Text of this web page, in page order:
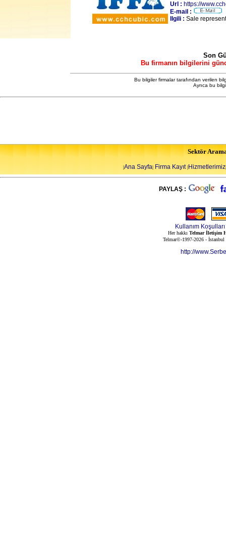
Url : https://
E-mail :
Ilgili : Sale
Son
Bu firmanın bilgilerini
Bu bilgiler firmalar tarafından verilen
Ayrıca bu
Sektör
|Ana Sayfa| Firma Kayıt|Hizmetlerimiz|
PAYLAŞ :
Kullanım Koşulları
Her hakkı Telmar İletişim
Telmar©-1997-2026 -
http://